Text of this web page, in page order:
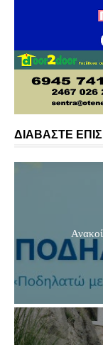
ΔΙΑΒΑΣΤΕ